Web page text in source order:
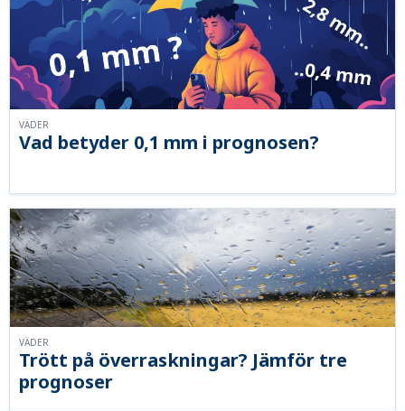
Vad betyder 0,1 mm i prognosen?
VÄDER
Trött på överraskningar? Jämför tre
prognoser
VÄDER